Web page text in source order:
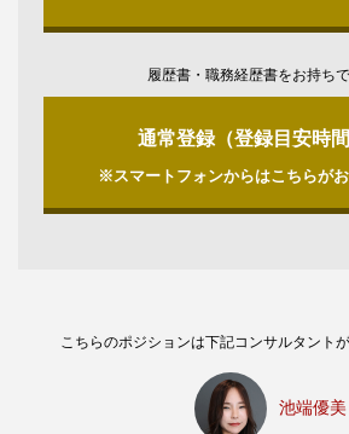
履歴書・職務経歴書をお持ち
通常登録（登録目安時間
※スマートフォンからはこちらがお
こちらのポジションは下記コンサルタント
池端優美